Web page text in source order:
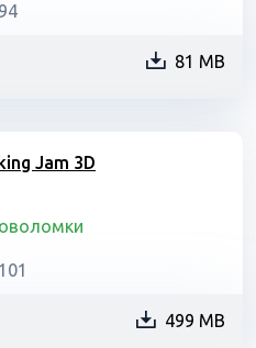
94
81 MB
Jam 3D
101
499 MB